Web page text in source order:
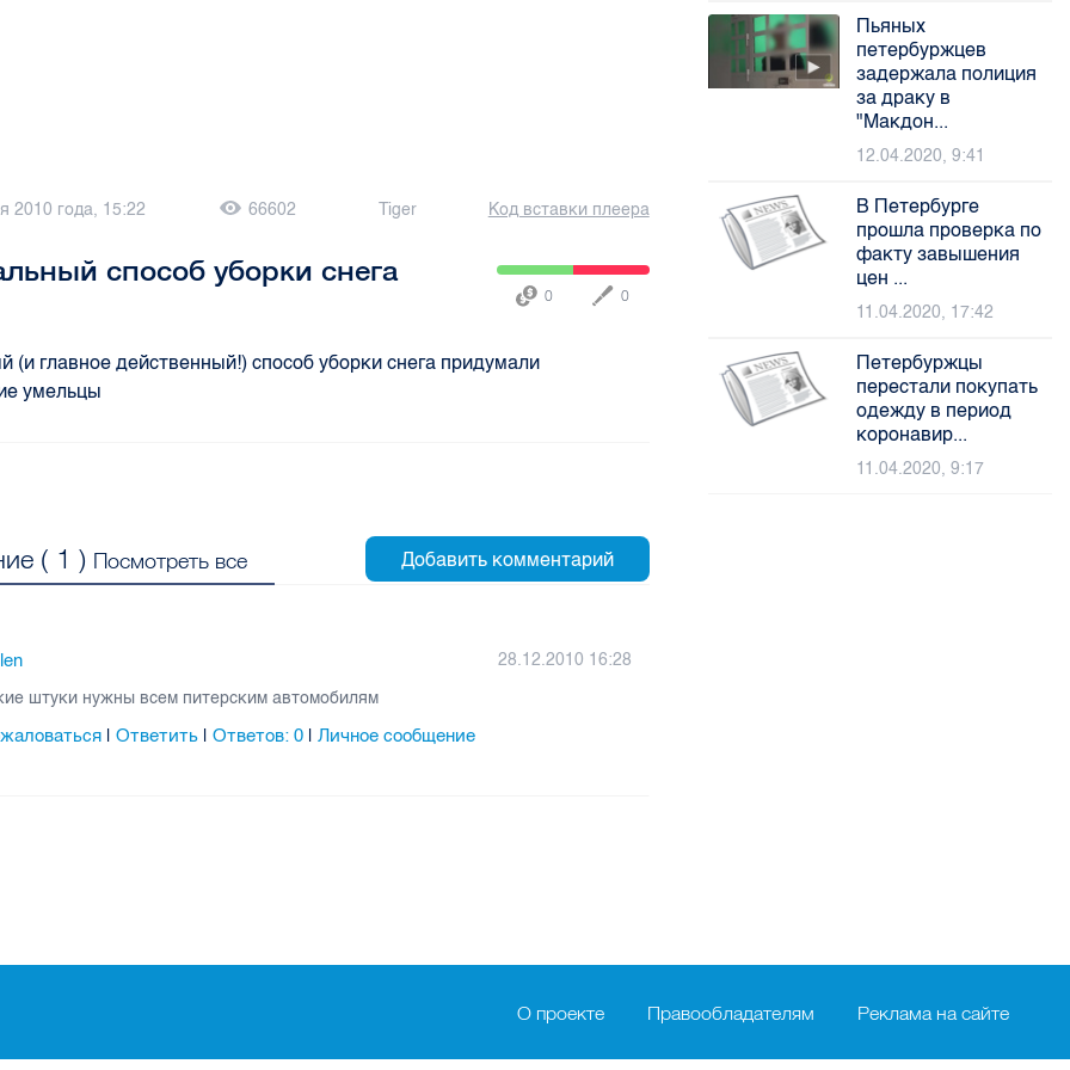
2010 года, 15:22 66602 Tiger Код вставки плеера
способ уборки снега
0 0
(и главное действенный!) способ уборки снега придумали
умельцы
( 1 ) Посмотреть все
28.12.2010 16:28
штуки нужны всем питерским автомобилям
|Ответить |Ответов:0 |Личное сообщение
Пьяных
петербуржцев
задержала полиция
за драку в
"Макдон...
12.04.2020, 9:41
В Петербурге
прошла проверка по
факту завышения
цен ...
11.04.2020, 17:42
Петербуржцы
перестали покупать
одежду в период
коронавир...
11.04.2020, 9:17
О проекте Правообладателям Реклама на сайте